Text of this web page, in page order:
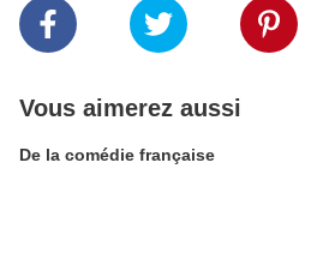
Vous aimerez aussi
De la comédie française